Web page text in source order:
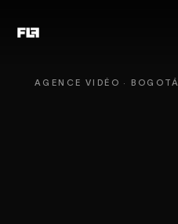
AGENCE VIDÉO · BOGOTÁ